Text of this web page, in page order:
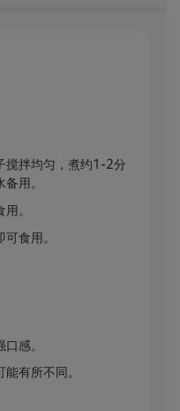
搅拌均匀，煮约1-2分
用。
。
食用。
感。
有所不同。